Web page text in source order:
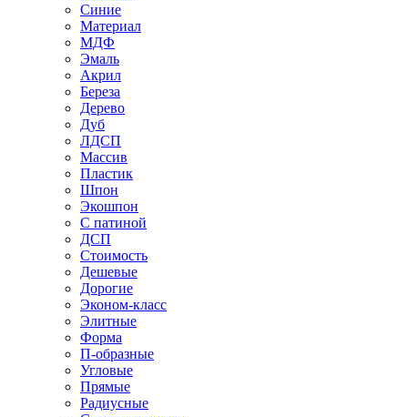
Синие
Материал
МДФ
Эмаль
Акрил
Береза
Дерево
Дуб
ЛДСП
Массив
Пластик
Шпон
Экошпон
С патиной
ДСП
Стоимость
Дешевые
Дорогие
Эконом-класс
Элитные
Форма
П-образные
Угловые
Прямые
Радиусные